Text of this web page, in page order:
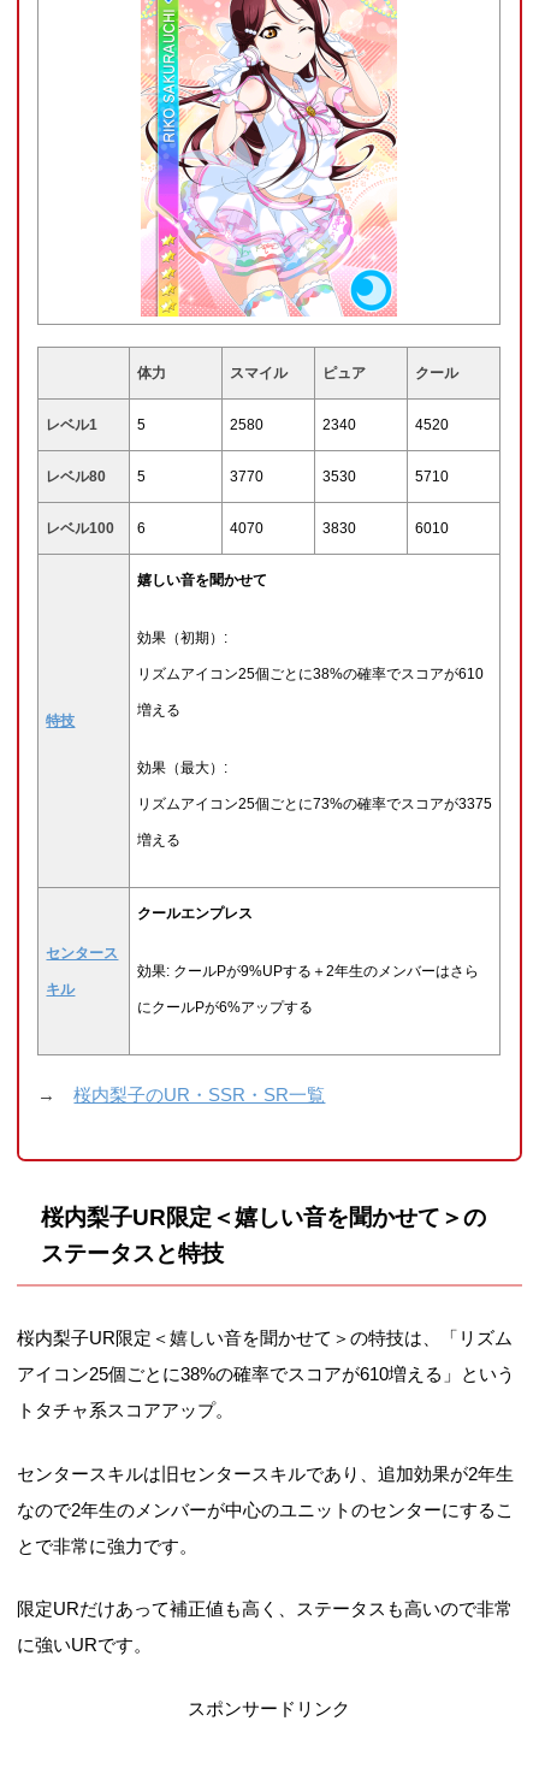
体力 スマイル ピュア クール
レベル1 5 2580 2340 4520
レベル80 5 3770 3530 5710
レベル100 6 4070 3830 6010
特技
嬉しい音を聞かせて
効果（初期）:
リズムアイコン25個ごとに38%の確率でスコアが610
増える
効果（最大）:
リズムアイコン25個ごとに73%の確率でスコアが3375
増える
センタース
キル
クールエンプレス
効果: クールPが9%UPする＋2年生のメンバーはさら
にクールPが6%アップする
→桜内梨子のUR・SSR・SR一覧
桜内梨子UR限定＜嬉しい音を聞かせて＞の
ステータスと特技
桜内梨子UR限定＜嬉しい音を聞かせて＞の特技は、「リズム
アイコン25個ごとに38%の確率でスコアが610増える」という
トタチャ系スコアアップ。
センタースキルは旧センタースキルであり、追加効果が2年生
なので2年生のメンバーが中心のユニットのセンターにするこ
とで非常に強力です。
限定URだけあって補正値も高く、ステータスも高いので非常
に強いURです。
スポンサードリンク